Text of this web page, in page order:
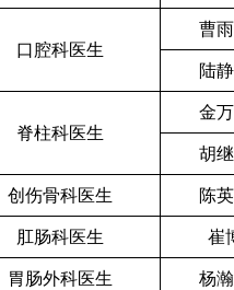
口腔科医生
曹
陆
脊柱科医生
金
胡
创伤骨科医生 陈
肛肠科医生 崔
胃肠外科医生 杨